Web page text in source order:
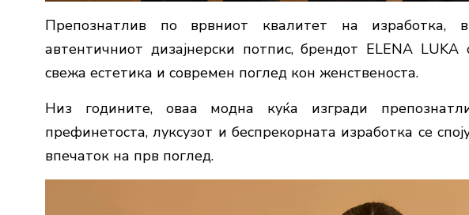
Препознатлив по врвниот квалитет на изработка,
автентичниот дизајнерски потпис, брендот ELENA LUKA
свежа естетика и современ поглед кон женственоста.
Низ годините, оваа модна куќа изгради
префинетоста, луксузот и беспрекорната изработка се
впечаток на прв поглед.